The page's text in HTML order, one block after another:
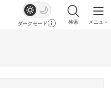
ダークモード
検索
メニュ－